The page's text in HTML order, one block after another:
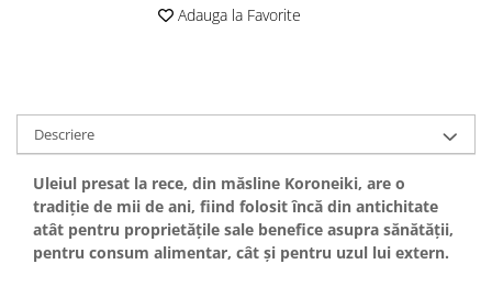
Adauga la Favorite
Descriere
Uleiul presat la rece, din măsline Koroneiki, are o
tradiție de mii de ani, fiind folosit încă din antichitate
atât pentru proprietățile sale benefice asupra sănătății,
pentru consum alimentar, cât și pentru uzul lui extern.